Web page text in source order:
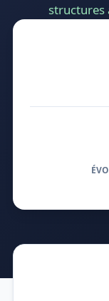
structures